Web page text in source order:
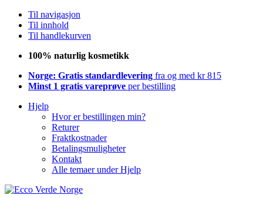
Til navigasjon
Til innhold
Til handlekurven
100% naturlig kosmetikk
Norge: Gratis standardlevering fra og med kr 815
Minst 1 gratis vareprøve per bestilling
Hjelp
Hvor er bestillingen min?
Returer
Fraktkostnader
Betalingsmuligheter
Kontakt
Alle temaer under Hjelp